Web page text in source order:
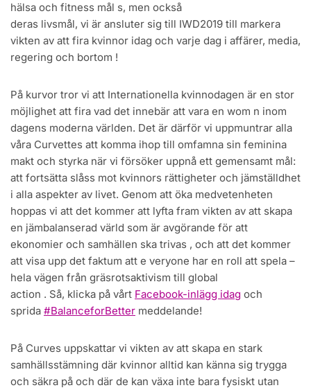
hälsa och fitness mål s, men också
deras livsmål, vi är ansluter sig till IWD2019 till markera
vikten av att fira kvinnor idag och varje dag i affärer, media,
regering och bortom !
På kurvor tror vi att Internationella kvinnodagen är en stor
möjlighet att fira vad det innebär att vara en wom n inom
dagens moderna världen. Det är därför vi uppmuntrar alla
våra Curvettes att komma ihop till omfamna sin feminina
makt och styrka när vi försöker uppnå ett gemensamt mål:
att fortsätta slåss mot kvinnors rättigheter och jämställdhet
i alla aspekter av livet. Genom att öka medvetenheten
hoppas vi att det kommer att lyfta fram vikten av att skapa
en jämbalanserad värld som är avgörande för att
ekonomier och samhällen ska trivas , och att det kommer
att visa upp det faktum att e veryone har en roll att spela –
hela vägen från gräsrotsaktivism till global
action . Så, klicka på vårt Facebook-inlägg idag och
sprida #BalanceforBetter meddelande!
På Curves uppskattar vi vikten av att skapa en stark
samhällsstämning där kvinnor alltid kan känna sig trygga
och säkra på och där de kan växa inte bara fysiskt utan